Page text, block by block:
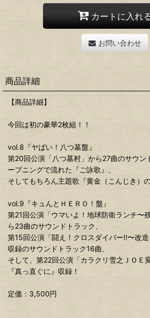
カートに入れ
お問い合わせ
商品詳細
【商品詳細】
今回は初の豪華2枚組！！
vol.8『ヤばい！八つ墓盤』
第20回公演「八つ墓村」から27曲のサウン
ープニングで流れた『ご詠歌』、
そしてもちろん主題歌『黄金（こんじき）
vol.9『キュんとＨＥＲＯ！盤』
第21回公演「ウマいよ！地球防衛ランチ〜
ら23曲のサウンドトラック、
第15回公演「闘え！クロスダイバー!!〜改
収録のサウンドトラック16曲、
そして、第22回公演「カラクリ雪之ＪＯＥ
『真っ直ぐに』収録！
定価：3,500円